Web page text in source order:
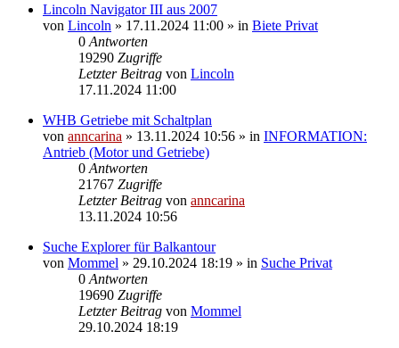
Lincoln Navigator III aus 2007
von Lincoln » 17.11.2024 11:00 » in Biete Privat
0 Antworten
19290 Zugriffe
Letzter Beitrag von Lincoln
17.11.2024 11:00
WHB Getriebe mit Schaltplan
von anncarina » 13.11.2024 10:56 » in INFORMATION:
Antrieb (Motor und Getriebe)
0 Antworten
21767 Zugriffe
Letzter Beitrag von anncarina
13.11.2024 10:56
Suche Explorer für Balkantour
von Mommel » 29.10.2024 18:19 » in Suche Privat
0 Antworten
19690 Zugriffe
Letzter Beitrag von Mommel
29.10.2024 18:19